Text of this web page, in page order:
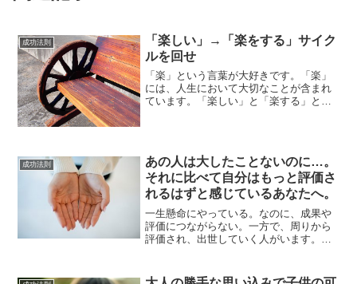
成功法則
「楽しい」→「楽をする」サイク
ルを回せ
「楽」という言葉が大好きです。「楽」
には、人生において大切なことが含まれ
ています。「楽しい」と「楽する」とい
成功法則
あの人は大したことないのに…。
それに比べて自分はもっと評価さ
れるはずと感じているあなたへ。
一生懸命にやっている。なのに、成果や
評価につながらない。一方で、周りから
評価され、出世していく人がいます。や
いったい何が違うのでしょうか？この違